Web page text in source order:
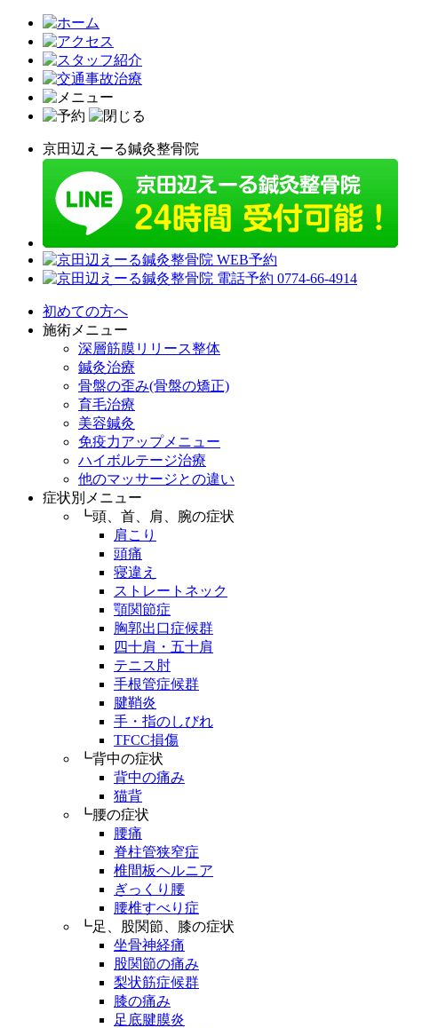
京田辺えーる鍼灸整骨院
初めての方へ
施術メニュー
深層筋膜リリース整体
鍼灸治療
骨盤の歪み(骨盤の矯正)
育毛治療
美容鍼灸
免疫力アップメニュー
ハイボルテージ治療
他のマッサージとの違い
症状別メニュー
┗頭、首、肩、腕の症状
肩こり
頭痛
寝違え
ストレートネック
顎関節症
胸郭出口症候群
四十肩・五十肩
テニス肘
手根管症候群
腱鞘炎
手・指のしびれ
TFCC損傷
┗背中の症状
背中の痛み
猫背
┗腰の症状
腰痛
脊柱管狭窄症
椎間板ヘルニア
ぎっくり腰
腰椎すべり症
┗足、股関節、膝の症状
坐骨神経痛
股関節の痛み
梨状筋症候群
膝の痛み
足底腱膜炎